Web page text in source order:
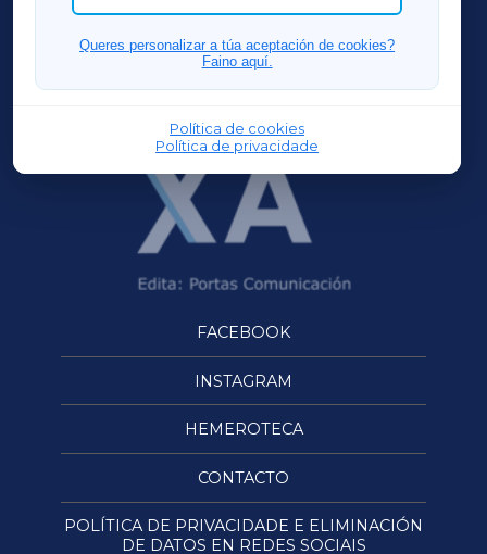
Queres personalizar a túa aceptación de cookies?
Faino aquí.
Política de cookies
Política de privacidade
FERROLXA
OURENSEXA
FACEBOOK
INSTAGRAM
HEMEROTECA
CONTACTO
POLÍTICA DE PRIVACIDADE E ELIMINACIÓN
DE DATOS EN REDES SOCIAIS